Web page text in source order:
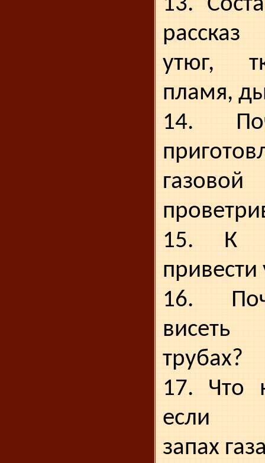
утюг,
пламя,
14.
15. К
привести
16.
трубах?
17. Что
если
запах